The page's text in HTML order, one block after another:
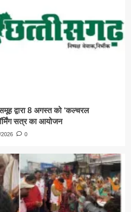
द्वारा 8 अगस्त को ‘कल्चरल
सत्र का आयोजन
0